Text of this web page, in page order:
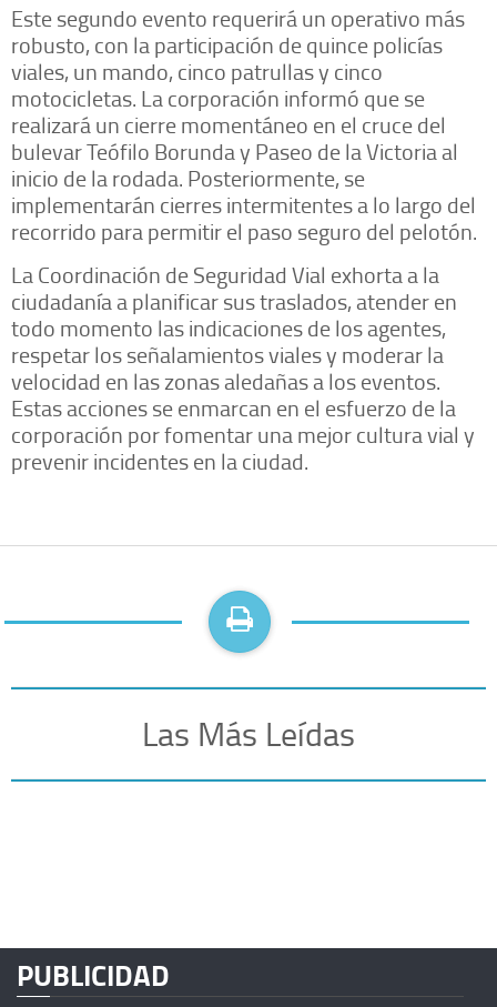
Este segundo evento requerirá un operativo más
robusto, con la participación de quince policías
viales, un mando, cinco patrullas y cinco
motocicletas. La corporación informó que se
realizará un cierre momentáneo en el cruce del
bulevar Teófilo Borunda y Paseo de la Victoria al
inicio de la rodada. Posteriormente, se
implementarán cierres intermitentes a lo largo del
recorrido para permitir el paso seguro del pelotón.
La Coordinación de Seguridad Vial exhorta a la
ciudadanía a planificar sus traslados, atender en
todo momento las indicaciones de los agentes,
respetar los señalamientos viales y moderar la
velocidad en las zonas aledañas a los eventos.
Estas acciones se enmarcan en el esfuerzo de la
corporación por fomentar una mejor cultura vial y
prevenir incidentes en la ciudad.
Las Más Leídas
PUBLICIDAD